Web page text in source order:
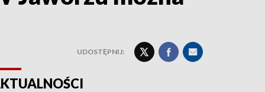
UDOSTĘPNIJ: